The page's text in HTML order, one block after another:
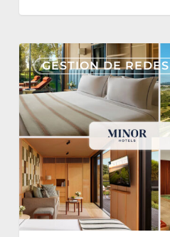
GESTION DE REDES
Tivoli
Estela
Golf
&
Lodges
Partners
with
Nonius
for